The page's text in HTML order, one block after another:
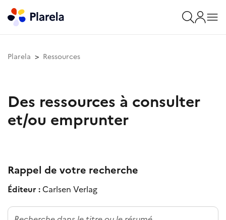
Plarela Ressources
Des ressources à consulter
et/ou emprunter
Rappel de votre recherche
Éditeur : Carlsen Verlag